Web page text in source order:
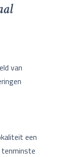
van
een
tenminste